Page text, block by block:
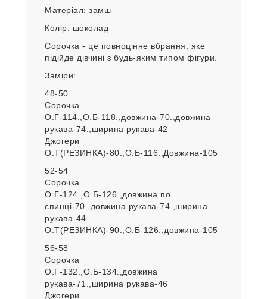
Матеріал: замш
Колір: шоколад
Сорочка - це повноцінне вбрання, яке
підійде дівчині з будь-яким типом фігури.
Заміри:
48-50
Сорочка
О.Г-114.,О.Б-118.,довжина-70.,довжина
рукава-74.,ширина рукава-42
Джогери
О.Т(РЕЗИНКА)-80.,О.Б-116.,Довжина-105
52-54
Сорочка
О.Г-124.,О.Б-126.,довжина по
спинці-70.,довжина рукава-74.,ширина
рукава-44
О.Т(РЕЗИНКА)-90.,О.Б-126.,довжина-105
56-58
Сорочка
О.Г-132.,О.Б-134.,довжина
рукава-71.,ширина рукава-46
Джогери